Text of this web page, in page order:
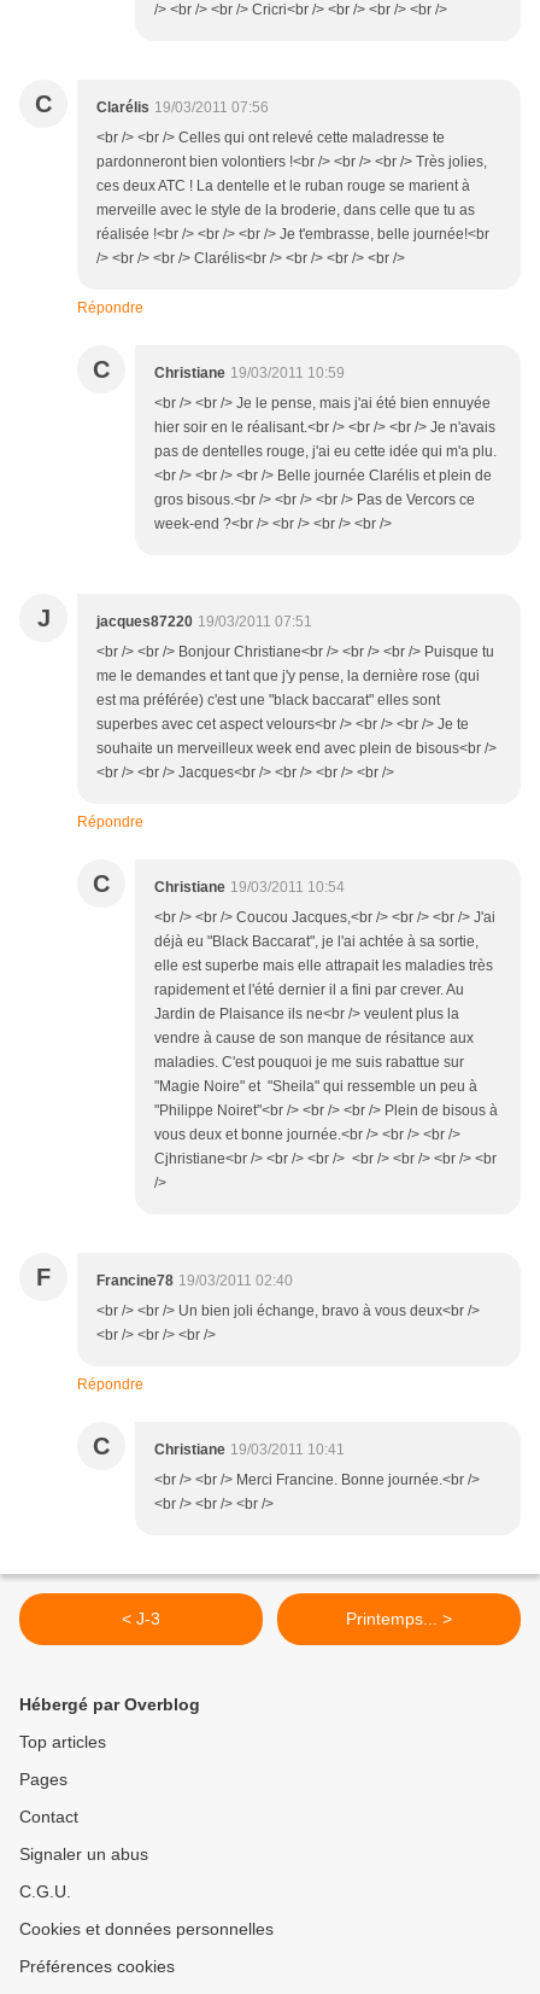
/> <br /> <br /> Cricri<br /> <br /> <br /> <br />
C Clarélis 19/03/2011 07:56
<br /> <br /> Celles qui ont relevé cette maladresse te
pardonneront bien volontiers !<br /> <br /> <br /> Très jolies,
ces deux ATC ! La dentelle et le ruban rouge se marient à
merveille avec le style de la broderie, dans celle que tu as
réalisée !<br /> <br /> <br /> Je t'embrasse, belle journée!<br
/> <br /> <br /> Clarélis<br /> <br /> <br /> <br />
Répondre
C Christiane 19/03/2011 10:59
<br /> <br /> Je le pense, mais j'ai été bien ennuyée
hier soir en le réalisant.<br /> <br /> <br /> Je n'avais
pas de dentelles rouge, j'ai eu cette idée qui m'a plu.
<br /> <br /> <br /> Belle journée Clarélis et plein de
gros bisous.<br /> <br /> <br /> Pas de Vercors ce
week-end ?<br /> <br /> <br /> <br />
J jacques87220 19/03/2011 07:51
<br /> <br /> Bonjour Christiane<br /> <br /> <br /> Puisque tu
me le demandes et tant que j'y pense, la dernière rose (qui
est ma préférée) c'est une "black baccarat" elles sont
superbes avec cet aspect velours<br /> <br /> <br /> Je te
souhaite un merveilleux week end avec plein de bisous<br />
<br /> <br /> Jacques<br /> <br /> <br /> <br />
Répondre
C Christiane 19/03/2011 10:54
<br /> <br /> Coucou Jacques,<br /> <br /> <br /> J'ai
déjà eu "Black Baccarat", je l'ai achtée à sa sortie,
elle est superbe mais elle attrapait les maladies très
rapidement et l'été dernier il a fini par crever. Au
Jardin de Plaisance ils ne<br /> veulent plus la
vendre à cause de son manque de résitance aux
maladies. C'est pouquoi je me suis rabattue sur
"Magie Noire" et "Sheila" qui ressemble un peu à
"Philippe Noiret"<br /> <br /> <br /> Plein de bisous à
vous deux et bonne journée.<br /> <br /> <br />
Cjhristiane<br /> <br /> <br /> <br /> <br /> <br /> <br
/>
F Francine78 19/03/2011 02:40
<br /> <br /> Un bien joli échange, bravo à vous deux<br />
<br /> <br /> <br />
Répondre
C Christiane 19/03/2011 10:41
<br /> <br /> Merci Francine. Bonne journée.<br />
<br /> <br /> <br />
< J-3 Printemps... >
Hébergé par Overblog
Top articles
Pages
Contact
Signaler un abus
C.G.U.
Cookies et données personnelles
Préférences cookies